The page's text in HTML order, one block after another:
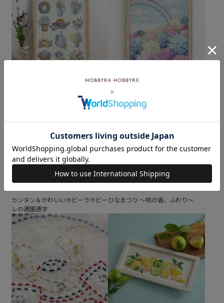
あじさいの季節
カンタン＆かわいいホビーラホビー
レの通園通学
ひなまつり ～桃の香、ふわり～